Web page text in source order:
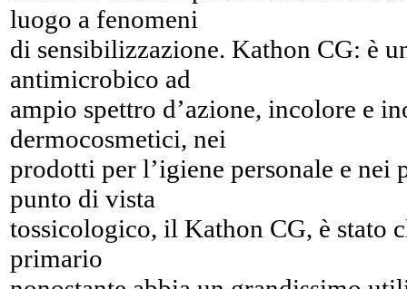
luogo a fenomeni
di sensibilizzazione. Kathon CG: è
antimicrobico ad
ampio spettro d’azione, incolore e
dermocosmetici, nei
prodotti per l’igiene personale e nei
punto di vista
tossicologico, il Kathon CG, è stato
primario